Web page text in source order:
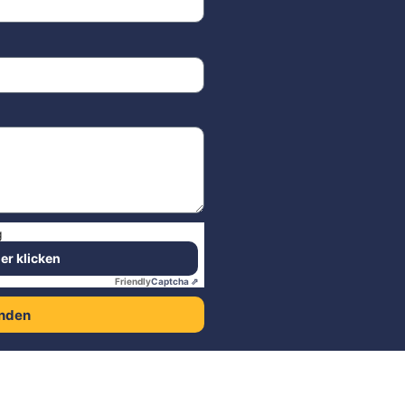
klicken
FriendlyCaptcha ⇗